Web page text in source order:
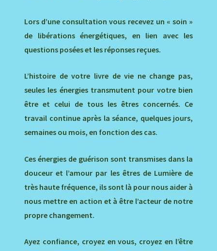
Lors d’une consultation vous recevez un « soin »
de libérations énergétiques, en lien avec les
questions posées et les réponses reçues.
L’histoire de votre livre de vie ne change pas,
seules les énergies transmutent pour votre bien
être et celui de tous les êtres concernés. Ce
travail continue après la séance, quelques jours,
semaines ou mois, en fonction des cas.
Ces énergies de guérison sont transmises dans la
douceur et l’amour par les êtres de Lumière de
très haute fréquence, ils sont là pour nous aider à
nous mettre en action et à être l’acteur de notre
propre changement.
Ayez confiance, croyez en vous, croyez en l’être